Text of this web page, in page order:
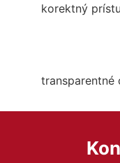
korektný